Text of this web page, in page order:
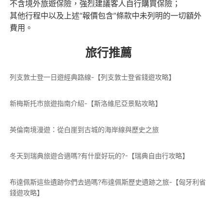
不含境外旅遊保險，強烈建議客人自行購買保險；
其他行程中以及上述“報價包含”條款中未列明的一切額外
費用。
旅行推薦
列支敦士登一日遊經典路線-【列支敦士登省錢遊攻略】
新梅斯托市旅遊指南介紹-【斯洛維尼亞景點攻略】
英倫南境漫遊：從白崖到古城的海岸線與歷史之旅
冬天到瑞典旅遊合適嗎?有什麼好玩的?-【瑞典自由行攻略】
布達佩斯這些遺跡你們去過嗎?布達佩斯歷史遺跡之旅-【匈牙利省
錢遊攻略】